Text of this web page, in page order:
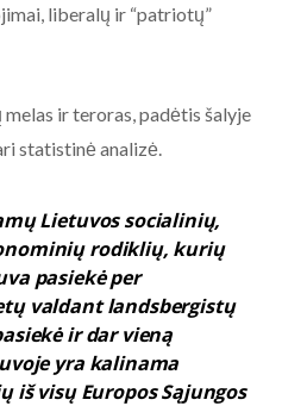
liberalų ir “patriotų”
ir teroras, padėtis šalyje
statistinė analizė.
Lietuvos socialinių,
rodiklių, kurių
pasiekė per
valdant landsbergistų
ir dar vieną
yra kalinama
iš visų Europos Sąjungos